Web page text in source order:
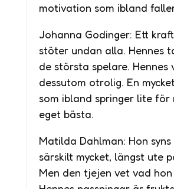
motivation som ibland
Johanna Godinger: Ett
stöter undan alla. Hennes
de största spelare. Hennes
dessutom otrolig. En
som ibland springer lite för
eget bästa.
Matilda Dahlman: Hon
särskilt mycket, längst ute
Men den tjejen vet vad